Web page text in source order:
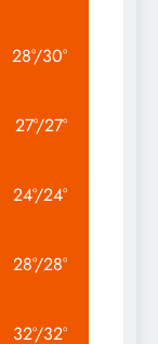
28°/30°
27°/27°
24°/24°
28°/28°
32°/32°